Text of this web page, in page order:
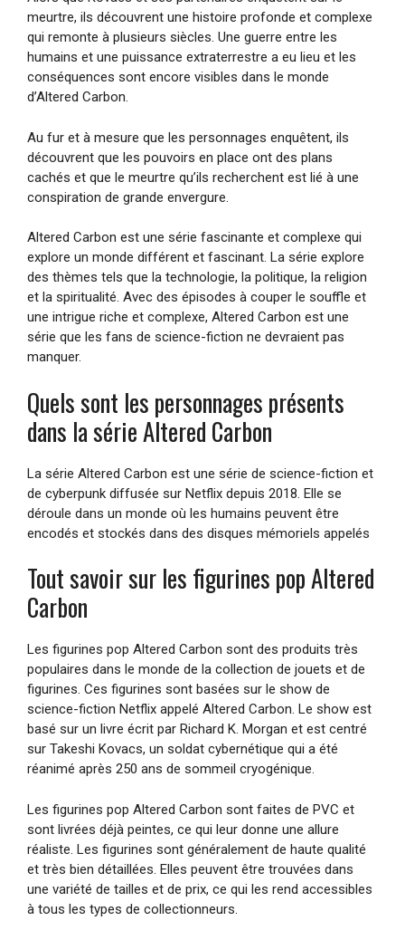
meurtre, ils découvrent une histoire profonde et complexe
qui remonte à plusieurs siècles. Une guerre entre les
humains et une puissance extraterrestre a eu lieu et les
conséquences sont encore visibles dans le monde
d’Altered Carbon.
Au fur et à mesure que les personnages enquêtent, ils
découvrent que les pouvoirs en place ont des plans
cachés et que le meurtre qu’ils recherchent est lié à une
conspiration de grande envergure.
Altered Carbon est une série fascinante et complexe qui
explore un monde différent et fascinant. La série explore
des thèmes tels que la technologie, la politique, la religion
et la spiritualité. Avec des épisodes à couper le souffle et
une intrigue riche et complexe, Altered Carbon est une
série que les fans de science-fiction ne devraient pas
manquer.
Quels sont les personnages présents
dans la série Altered Carbon
La série Altered Carbon est une série de science-fiction et
de cyberpunk diffusée sur Netflix depuis 2018. Elle se
déroule dans un monde où les humains peuvent être
encodés et stockés dans des disques mémoriels appelés
Tout savoir sur les figurines pop Altered
Carbon
Les figurines pop Altered Carbon sont des produits très
populaires dans le monde de la collection de jouets et de
figurines. Ces figurines sont basées sur le show de
science-fiction Netflix appelé Altered Carbon. Le show est
basé sur un livre écrit par Richard K. Morgan et est centré
sur Takeshi Kovacs, un soldat cybernétique qui a été
réanimé après 250 ans de sommeil cryogénique.
Les figurines pop Altered Carbon sont faites de PVC et
sont livrées déjà peintes, ce qui leur donne une allure
réaliste. Les figurines sont généralement de haute qualité
et très bien détaillées. Elles peuvent être trouvées dans
une variété de tailles et de prix, ce qui les rend accessibles
à tous les types de collectionneurs.